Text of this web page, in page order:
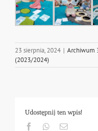
23 sierpnia, 2024 | Archiwum
(2023/2024)
Udostępnij ten wpis!
FacebookWhatsapp
Email